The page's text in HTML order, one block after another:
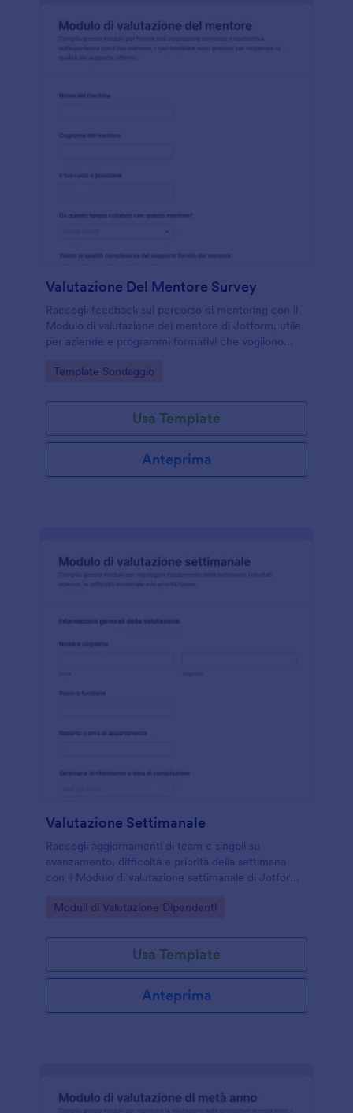
Valutazione Del Mentore Survey
Raccogli feedback sul percorso di mentoring con il
Modulo di valutazione del mentore di Jotform, utile
per aziende e programmi formativi che vogliono
tutoraggio.
Go to Category:
Template Sondaggio
Usa Template
Anteprima
Valutazione Settimanale
Raccogli aggiornamenti di team e singoli su
avanzamento, difficoltà e priorità della settimana
con il Modulo di valutazione settimanale di Jotform,
monitorare attività e carico di lavoro.
Go to Category:
Moduli di Valutazione Dipendenti
Usa Template
Anteprima